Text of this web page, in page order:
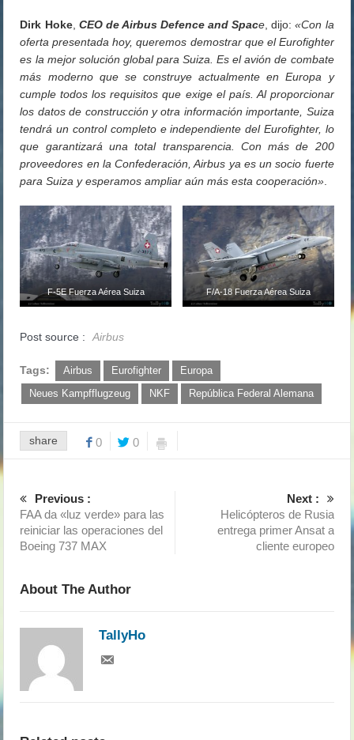
Dirk Hoke, CEO de Airbus Defence and Space , dijo: «Con la
oferta presentada hoy, queremos demostrar que el Eurofighter
es la mejor solución global para Suiza. Es el avión de combate
más moderno que se construye actualmente en Europa y
cumple todos los requisitos que exige el país. Al proporcionar
los datos de construcción y otra información importante, Suiza
tendrá un control completo e independiente del Eurofighter, lo
que garantizará una total transparencia. Con más de 200
proveedores en la Confederación, Airbus ya es un socio fuerte
para Suiza y esperamos ampliar aún más esta cooperación»
F-5E Fuerza Aérea Suiza F/A-18 Fuerza Aérea Suiza
Post source : Airbus
Tags: Airbus Eurofighter
Europa
Neues Kampfflugzeug
NKF República Federal Alemana
share 0 0
Previous :
FAA da «luz verde» para las
reiniciar las operaciones del
Boeing 737 MAX
Next :
Helicópteros de Rusia
entrega primer Ansat a
cliente europeo
About The Author
TallyHo